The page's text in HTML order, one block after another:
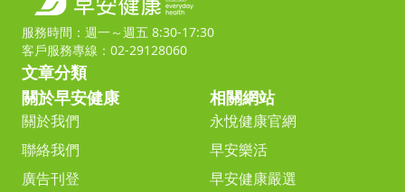
服務時間：週一～週五 8:30-17:30
客戶服務專線：02-29128060
文章分類
關於早安健康
關於我們
聯絡我們
廣告刊登
相關網站
永悅健康官網
早安樂活
早安健康嚴選